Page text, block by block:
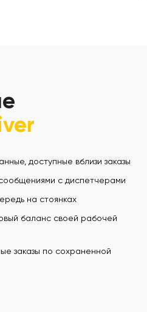
доступные вблизи заказы
с диспетчерами
на стоянках
баланс своей рабочей
заказы по сохраненной